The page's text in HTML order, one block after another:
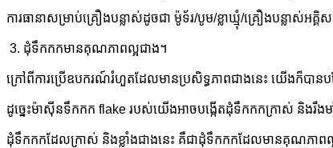
ការធានាសម្រាប់គ្រឿងបន្លាស់ដូចជា ម៉ូទ័រ/បូម/ខ្លាឃ្មុំ/គ្រឿងបន្លាស់អគ្គិស
3. ដុំទឹកកកមានគុណភាពល្អជាង។
ក្រៅ​ពី​ការ​ប្រើ​ឧបករណ៍​រំហួត​ដែល​មាន​ប្រសិទ្ធភាព​ជាង​នេះ យើង​ក៏​បាន​ប
ដូច្នេះម៉ាស៊ីនទឹកកក flake របស់យើងអាចបង្កើតដុំទឹកកកក្រាស់ និងរឹ
ដុំទឹកកកដែលក្រាស់ និងខ្លាំងជាងនេះ គឺជាដុំទឹកកកដែលមានគុណភាព